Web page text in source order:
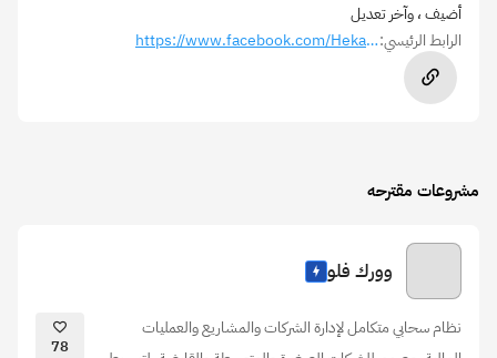
أضيف، وآخر تعديل
الرابط الرئيسي:https://www.facebook.com/Hekayti.TaleOn
مشروعات مقترحه
وورك فلو
نظام سحابي متكامل لإدارة الشركات والمشاريع والعمليات
78